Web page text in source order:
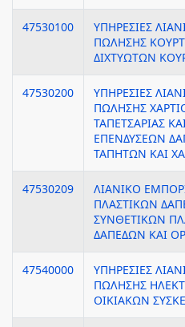
47530100
ΥΠΗΡΕΣΙΕΣ
ΠΩΛΗΣΗΣ
ΔΙΧΤΥΩΤΩΝ
47530200
ΥΠΗΡΕΣΙΕΣ
ΠΩΛΗΣΗΣ
ΤΑΠΕΤΣΑΡΙΑΣ
ΕΠΕΝΔΥΣΕΩΝ
ΤΑΠΗΤΩΝ ΚΑΙ
47530209
ΛΙΑΝΙΚΟ
ΠΛΑΣΤΙΚΩΝ
ΣΥΝΘΕΤΙΚΩΝ
ΔΑΠΕΔΩΝ ΚΑΙ
47540000
ΥΠΗΡΕΣΙΕΣ
ΠΩΛΗΣΗΣ
ΟΙΚΙΑΚΩΝ